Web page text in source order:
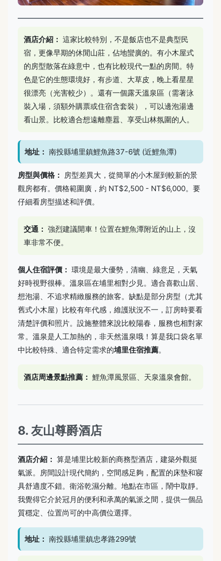
酒店介紹： 這家比較特別，不是飯店也不是典型民
宿，更像早期的休閒山莊，佔地蠻廣的。有小木屋式
的房型散落在綠意中，也有比較現代一點的房間。特
色是它的生態環境好，有步道、大草皮，晚上看星星
很漂亮（光害較少）。還有一個露天溫泉區（需著泳
裝入場，須額外購票或住宿含套裝），可以邊泡湯邊
看山景。比較適合想遠離塵囂、享受山林氛圍的人。
地址： 南投縣埔里鎮鯉魚路37-6號 (近鯉魚潭)
房型與價格： 房型差異大，從簡單的小木屋到較新的景
觀房都有。價格範圍廣，約 NT$2,500 - NT$6,000。要
仔細看房型描述和評價。
交通： 強烈建議開車！位置在鯉魚潭附近的山上，沒
車非常不便。
個人住宿評價： 環境是最大優勢，清幽、綠意足，天氣
好時視野很棒。溫泉區在埔里相對少見。適合喜歡山居、
想泡湯、不追求精緻服務的旅客。缺點是部分房型（尤其
舊式小木屋）比較有年代感，維護狀況不一，訂房時要看
清楚評價和照片。設施整體來說比較陽春，服務也相對家
常。溫泉是人工加熱的，非天然溫泉哦！算是我口袋名單
中比較特殊、適合特定需求的埔里住宿推薦。
酒店周邊景點推薦： 鯉魚潭風景區、天泉溫泉會館。
8. 友山尊爵酒店
酒店介紹： 算是埔里比較新的商務型酒店，建築外觀挺
氣派。房間設計現代簡約，空間感足夠，配置的床墊和寢
具舒適度不錯。衛浴乾濕分離。地點在市區，鬧中取靜。
我覺得它介於冠月的便利和承萬的氣派之間，提供一個品
質穩定、位置尚可的中高價位選擇。
地址： 南投縣埔里鎮忠孝路299號